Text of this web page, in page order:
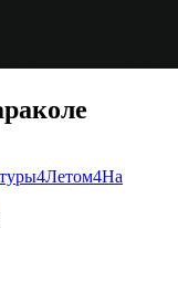
4Летом4На